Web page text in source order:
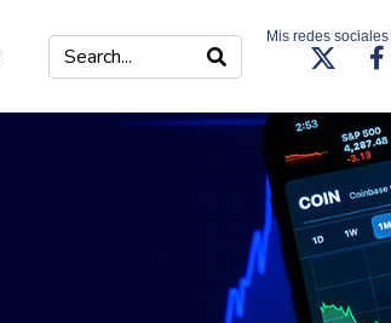
Mis redes sociales